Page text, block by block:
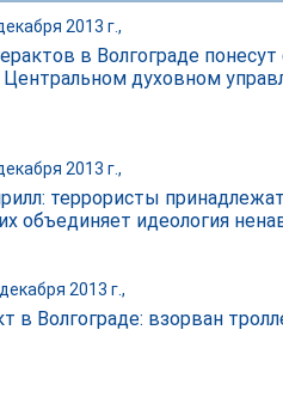
2013 г.,
в Волгограде понесут
духовном
2013 г.,
террористы
объединяет идеология
2013 г.,
в Волгограде: взорван